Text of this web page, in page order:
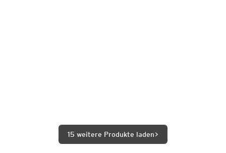
15 weitere Produkte laden